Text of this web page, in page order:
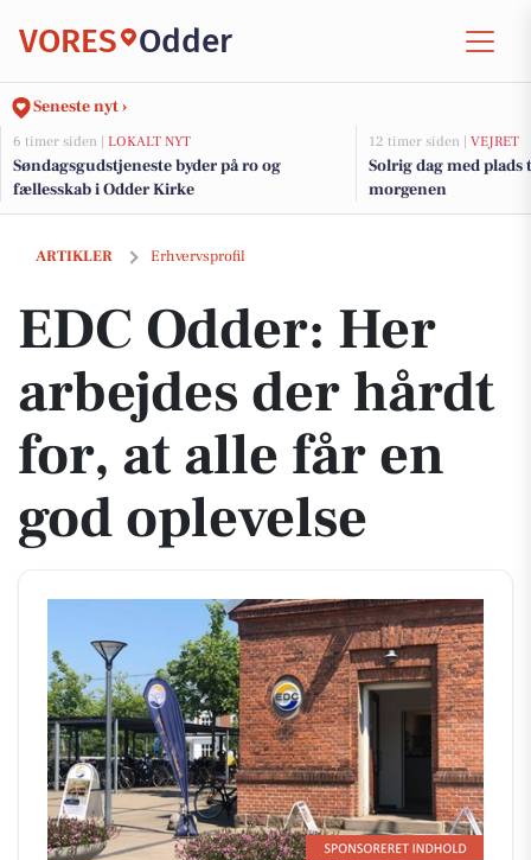
VORES Odder
Seneste nyt ›
6 timer siden | LOKALT NYT
Søndagsgudstjeneste byder på ro og
fællesskab i Odder Kirke
12 timer siden | VEJRET
Solrig dag med
morgenen
ARTIKLER Erhvervsprofil
EDC Odder: Her arbejdes der hårdt for, at alle får en god oplevelse
EDC Odder: Her
arbejdes der hårdt
for, at alle får en
god oplevelse